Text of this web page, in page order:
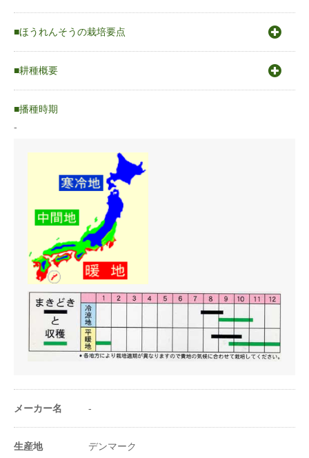
ほうれんそうの栽培要点
れ、イランで栽培化が進んだと言われる。
そこから東西へ発展し、性質の異なる東洋種と西洋種に分化し
た。
〇発芽適温15〜20℃
〇生育適温15〜20℃
〇25℃以上では発芽率低下
る必要がある。
（ph6.5〜7.0 弱酸性〜中性）
〇冷涼な気候を好み高温には弱いため秋作に向く。
〇春、夏作の場合は品種の選定に注意する。
耕種概要
110〜140cm
4〜6条
株間（cm） 3〜7cm
1a当たり株数 7000〜1.5万株
1m²当たり株数
1a当たり播種量 3〜5dl
1a当たり播種量
（粒数）
播種時期
-
メーカー名 -
生産地 デンマーク